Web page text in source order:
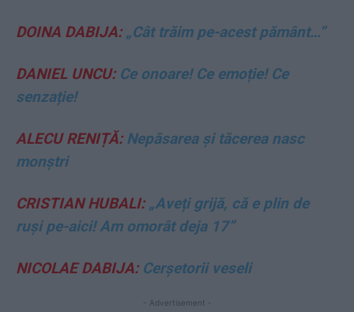
DOINA DABIJA:„Cât trăim pe-acest pământ…”
DANIEL UNCU:Ce onoare! Ce emoție! Ce
senzație!
ALECU RENIȚĂ: Nepăsarea și tăcerea nasc
monștri
CRISTIAN HUBALI:„Aveți grijă, că e plin de
ruși pe-aici! Am omorât deja 17”
NICOLAE DABIJA:Cerșetorii veseli
- Advertisement -